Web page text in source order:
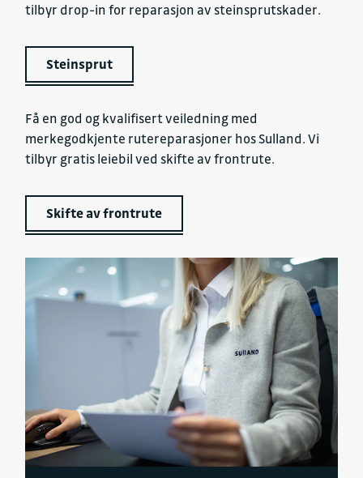
tilbyr drop-in for reparasjon av steinsprutskader.
Steinsprut
Få en god og kvalifisert veiledning med
merkegodkjente rutereparasjoner hos Sulland. Vi
tilbyr gratis leiebil ved skifte av frontrute.
Skifte av frontrute